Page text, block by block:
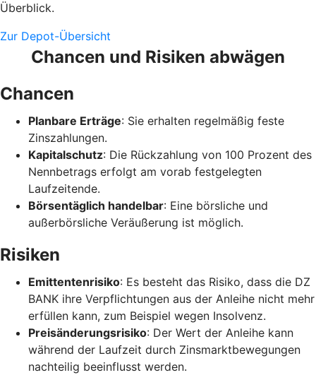
Überblick.
Zur Depot-Übersicht
Chancen und Risiken abwägen
Chancen
Planbare Erträge: Sie erhalten regelmäßig feste
Zinszahlungen.
Kapitalschutz: Die Rückzahlung von 100 Prozent des
Nennbetrags erfolgt am vorab festgelegten
Laufzeitende.
Börsentäglich handelbar: Eine börsliche und
außerbörsliche Veräußerung ist möglich.
Risiken
Emittentenrisiko: Es besteht das Risiko, dass die DZ
BANK ihre Verpflichtungen aus der Anleihe nicht mehr
erfüllen kann, zum Beispiel wegen Insolvenz.
Preisänderungsrisiko: Der Wert der Anleihe kann
während der Laufzeit durch Zinsmarktbewegungen
nachteilig beeinflusst werden.